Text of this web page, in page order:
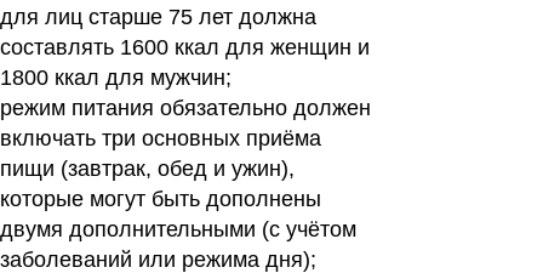
для лиц старше 75 лет должна
составлять 1600 ккал для женщин и
1800 ккал для мужчин;
режим питания обязательно должен
включать три основных приёма
пищи (завтрак, обед и ужин),
которые могут быть дополнены
двумя дополнительными (с учётом
заболеваний или режима дня);